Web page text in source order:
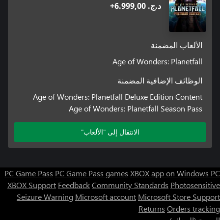
د.ج.‏ 6.999,00+
الألعاب المضمنة
Age of Wonders: Planetfall
الوظائف الإضافية المضمنة
Age of Wonders: Planetfall Deluxe Edition Content
Age of Wonders: Planetfall Season Pass
الانتقال إلى "الألعاب"
PC Game Pass PC Game Pass games XBOX app on Windows PC
XBOX Support FeedbackCommunity Standards Photosensitive
Seizure Warning Microsoft account Microsoft Store Support
Returns Orders tracking